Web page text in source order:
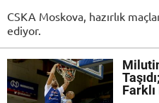
CSKA Moskova, hazırlık
ediyor.
Farklı